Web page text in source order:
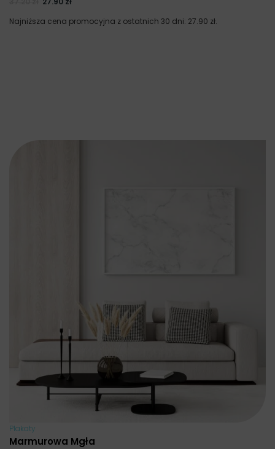
Najniższa cena promocyjna z ostatnich 30 dni: 27.90 zł.
Plakaty
Marmurowa Mgła